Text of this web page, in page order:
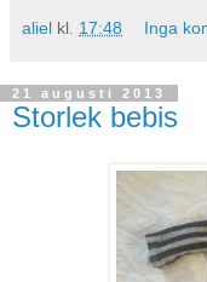
aliel kl. 17:48 Inga
21 augusti 2013
Storlek bebis